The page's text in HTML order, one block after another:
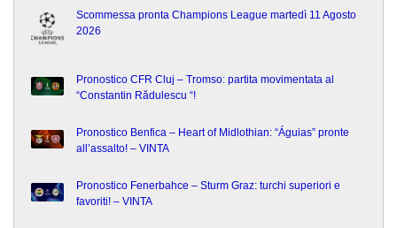
Scommessa pronta Champions League martedì 11 Agosto
2026
Pronostico CFR Cluj – Tromso: partita movimentata al
“Constantin Rădulescu “!
Pronostico Benfica – Heart of Midlothian: “Águias” pronte
all’assalto! – VINTA
Pronostico Fenerbahce – Sturm Graz: turchi superiori e
favoriti! – VINTA